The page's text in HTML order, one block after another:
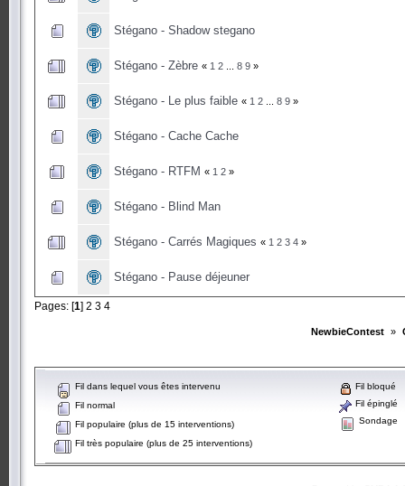
Stégano - Shadow stegano
Stégano - Zèbre « 1 2 8 9 »
Stégano - Le plus faible « 1 2 8 9 »
Stégano - Cache Cache
Stégano - RTFM « 1 2 »
Stégano - Blind Man
Stégano - Carrés Magiques « 1 2 3 4 »
Stégano - Pause déjeuner
Pages: [1] 2 3 4
NewbieContest »
Fil dans lequel vous êtes intervenu
Fil normal
Fil populaire (plus de 15 interventions)
Fil très populaire (plus de 25 interventions)
Fil bloqué
Fil épinglé
Sondage